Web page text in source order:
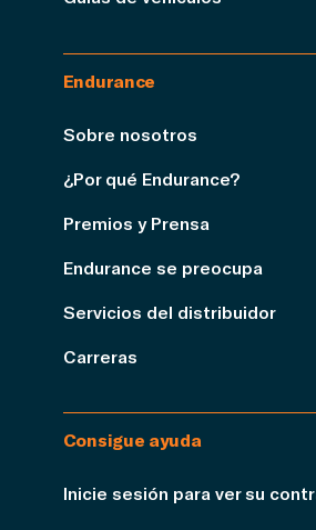
Endurance
Sobre nosotros
¿Por qué Endurance?
Premios y Prensa
Endurance se preocupa
Servicios del distribuidor
Carreras
Consigue ayuda
Inicie sesión para ver su